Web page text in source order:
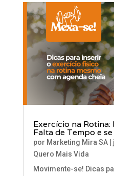
Exercício na
Falta de Tempo e
por Marketing Mira SA|
Quero Mais Vida
Movimente-se! Dicas